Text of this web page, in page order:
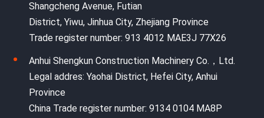
Shangcheng Avenue, Futian
District, Yiwu, Jinhua City, Zhejiang Province
Trade register number: 913 4012 MAE3J 77X26
Anhui Shengkun Construction Machinery Co.，Ltd.
Legal addres: Yaohai District, Hefei City, Anhui
Province
China Trade register number: 9134 0104 MA8P